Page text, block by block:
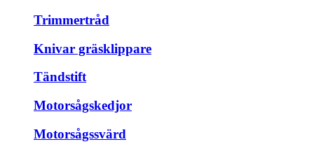
Trimmertråd
Knivar gräsklippare
Tändstift
Motorsågskedjor
Motorsågssvärd